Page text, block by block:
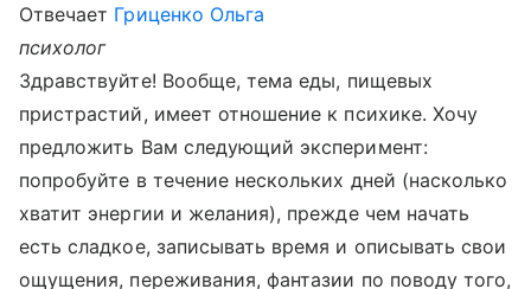
Отвечает Гриценко Ольга
психолог
Здравствуйте! Вообще, тема еды, пищевых
пристрастий, имеет отношение к психике. Хочу
предложить Вам следующий эксперимент:
попробуйте в течение нескольких дней (насколько
хватит энергии и желания), прежде чем начать
есть сладкое, записывать время и описывать свои
ощущения, переживания, фантазии по поводу того,